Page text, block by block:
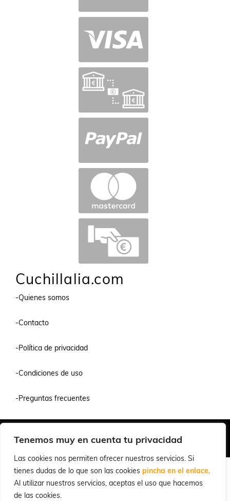
Tenemos muy en cuenta tu privacidad
Las cookies nos permiten ofrecer nuestros servicios. Si
tienes dudas de lo que son las cookies pincha en el enlace.
Al utilizar nuestros servicios, aceptas el uso que hacemos
de las cookies.
Cuchillalia.com
-Quienes somos
-Contacto
-Política de privacidad
-Condiciones de uso
-Preguntas frecuentes
© 2026 Cuchillalia.com